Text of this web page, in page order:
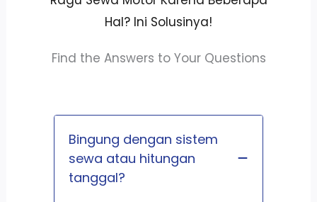
Hal? Ini Solusinya!
Find the Answers to Your Questions
Bingung dengan sistem
sewa atau hitungan
tanggal?